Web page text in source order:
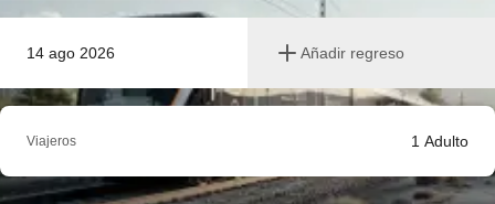
14 ago 2026 Añadir regreso
Viajeros 1 Adulto